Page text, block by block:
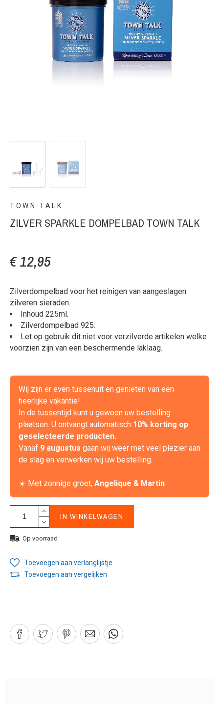
TOWN TALK
ZILVER SPARKLE DOMPELBAD TOWN TALK
€ 12,95
Zilverdompelbad voor het reinigen van aangeslagen
zilveren sieraden.
Inhoud 225ml.
Zilverdompelbad 925.
Let op gebruik dit niet voor verzilverde artikelen welke
voorzien zijn van een beschermende laklaag.
Wij zijn er even tussenuit en genieten van een
heerlijke vakantie!
In de tussentijd kunt u gewoon uw bestelling
plaatsen. U ontvangt automatisch 10% korting op
geselecteerde producten.
Vanaf 9 augustus gaan wij weer met veel plezier aan
de slag en verwerken wij uw bestelling.
☀️ Met zonnige groet, Angelique & Martin
IN WINKELWAGEN
Op voorraad
Toevoegen aan verlanglijstje
Toevoegen aan vergelijken